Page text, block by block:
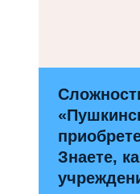
Знаете,